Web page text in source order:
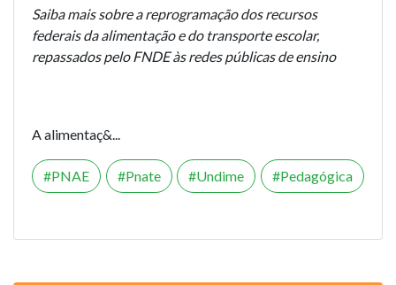
Saiba mais sobre a reprogramação dos recursos
federais da alimentação e do transporte escolar,
repassados pelo FNDE às redes públicas de ensino
A alimentaç&...
PNAE Pnate Undime Pedagógica